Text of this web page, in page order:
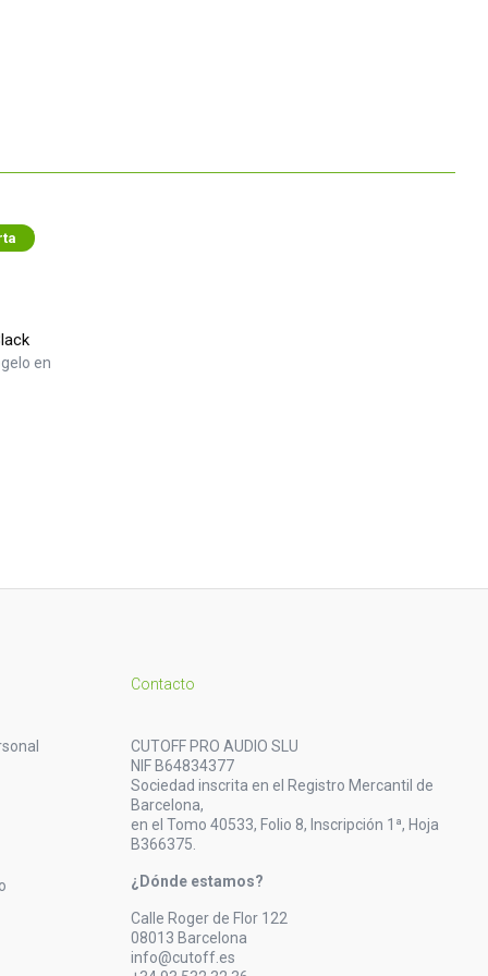
en
Contacto
CUTOFF PRO AUDIO SLU
NIF B64834377
Sociedad inscrita en el Registro Mercantil de
Barcelona,
en el Tomo 40533, Folio 8, Inscripción 1ª, Hoja
B366375.
¿Dónde estamos?
Calle Roger de Flor 122
08013 Barcelona
info@cutoff.es